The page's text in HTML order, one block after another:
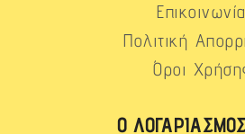
Επικοινωνία
Πολιτική
Όροι
Ο